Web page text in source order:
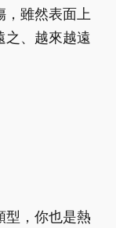
，雖然表面上
之、越來越遠
型，你也是熱